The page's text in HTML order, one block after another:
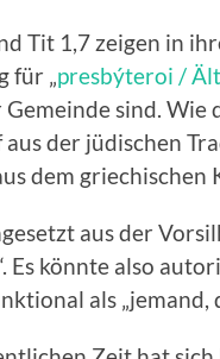
Tit 1,7 zeigen in
für „presbýteroi /
sind. Wie
der jüdischen
dem griechischen
aus der
Es könnte also
als „jemand,